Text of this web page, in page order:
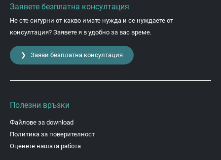
Заявете безплатна консултация
Не сте сигурни от какво имате нужда и се нуждаете от
консултация? Заявете я в удобно за вас време.
❯ Заяви безплатна консултация
Полезни връзки
Файлове за download
Политика за поверителност
Оценете нашата работа